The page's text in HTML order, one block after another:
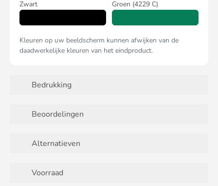
Zwart Groen (4229 C)
Kleuren op uw beeldscherm kunnen afwijken van de
daadwerkelijke kleuren van het eindproduct.
Bedrukking
Beoordelingen
Alternatieven
Voorraad